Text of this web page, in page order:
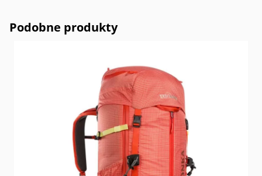
Podobne produkty